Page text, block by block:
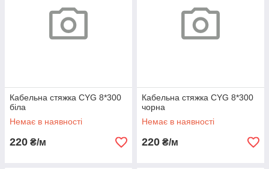
Кабельна стяжка CYG 8*300
біла
Немає в наявності
220 ₴/м
Кабельна стяжка CYG 8*300
чорна
Немає в наявності
220 ₴/м